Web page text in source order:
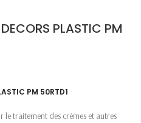
PLASTIC PM
PM 50RTD1
traitement des crèmes et autres